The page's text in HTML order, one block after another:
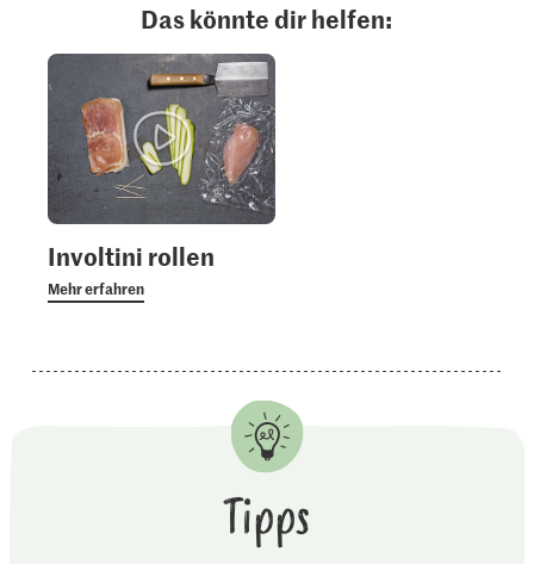
Das könnte dir helfen:
Involtini rollen
Mehr erfahren
Tipps